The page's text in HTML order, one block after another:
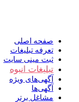
صفحه اصلی
تعرفه تبلیغات
ثبت مینی سایت
تبلیغات انبوه
آگهی‌های ویژه
آگهی‌ها
مشاغل برتر